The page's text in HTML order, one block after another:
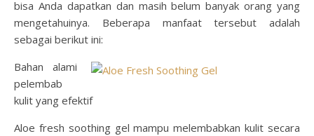
bisa Anda dapatkan dan masih belum banyak orang yang
mengetahuinya. Beberapa manfaat tersebut adalah
sebagai berikut ini:
Bahan alami
pelembab
kulit yang efektif
Aloe fresh soothing gel mampu melembabkan kulit secara